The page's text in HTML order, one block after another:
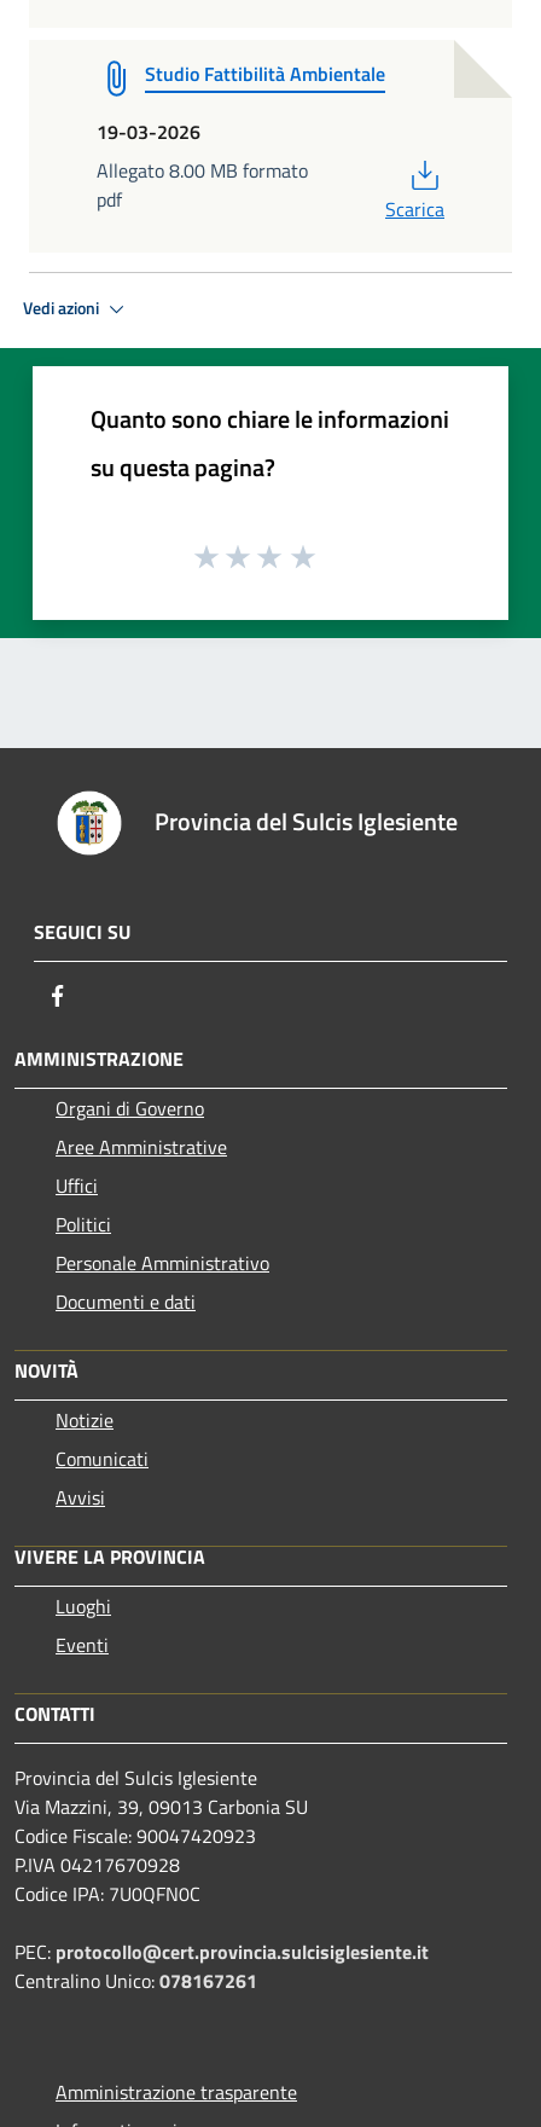
Studio Fattibilità Ambientale
19-03-2026
Allegato 8.00 MB formato
pdf
Scarica
Vedi azioni
Quanto sono chiare le informazioni
su questa pagina?
Provincia del Sulcis Iglesiente
SEGUICI SU
AMMINISTRAZIONE
Organi di Governo
Aree Amministrative
Uffici
Politici
Personale Amministrativo
Documenti e dati
NOVITÀ
Notizie
Comunicati
Avvisi
VIVERE LA PROVINCIA
Luoghi
Eventi
CONTATTI
Provincia del Sulcis Iglesiente
Via Mazzini, 39, 09013 Carbonia SU
Codice Fiscale: 90047420923
P.IVA 04217670928
Codice IPA: 7U0QFN0C
PEC: protocollo@cert.provincia.sulcisiglesiente.it
Centralino Unico:078167261
Amministrazione trasparente